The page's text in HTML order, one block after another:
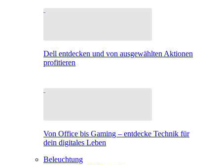
Dell entdecken und von ausgewählten Aktionen
profitieren
Von Office bis Gaming – entdecke Technik für
dein digitales Leben
Beleuchtung